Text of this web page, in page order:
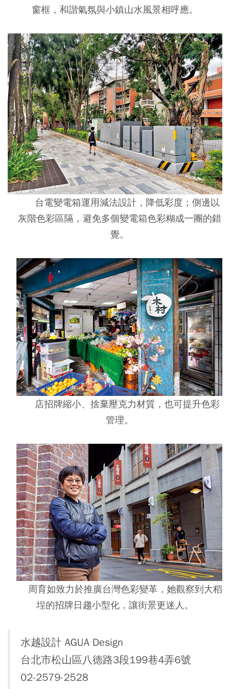
窗框，和諧氣氛與小鎮山水風景相呼應。
台電變電箱運用減法設計，降低彩度；側邊以
灰階色彩區隔，避免多個變電箱色彩糊成一團的錯
覺。
店招牌縮小、捨棄壓克力材質，也可提升色彩
管理。
周育如致力於推廣台灣色彩變革，她觀察到大稻
埕的招牌日趨小型化，讓街景更迷人。
水越設計 AGUA Design
台北市松山區八德路3段199巷4弄6號
02-2579-2528